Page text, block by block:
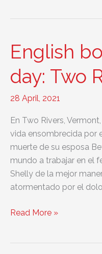
Memoirs
a
Geisha
English
day: Two
28 April, 2021
En Two Rivers,
vida ensombrecida por
muerte de su esposa
mundo a trabajar en el
Shelly de la mejor
atormentado por el
English
Read More »